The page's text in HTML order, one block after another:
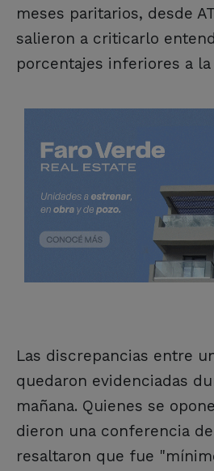
meses paritarios, desde
salieron a criticarlo
porcentajes inferiores a
Las discrepancias entre
quedaron evidenciadas
mañana. Quienes se
dieron una conferencia
resaltaron que fue